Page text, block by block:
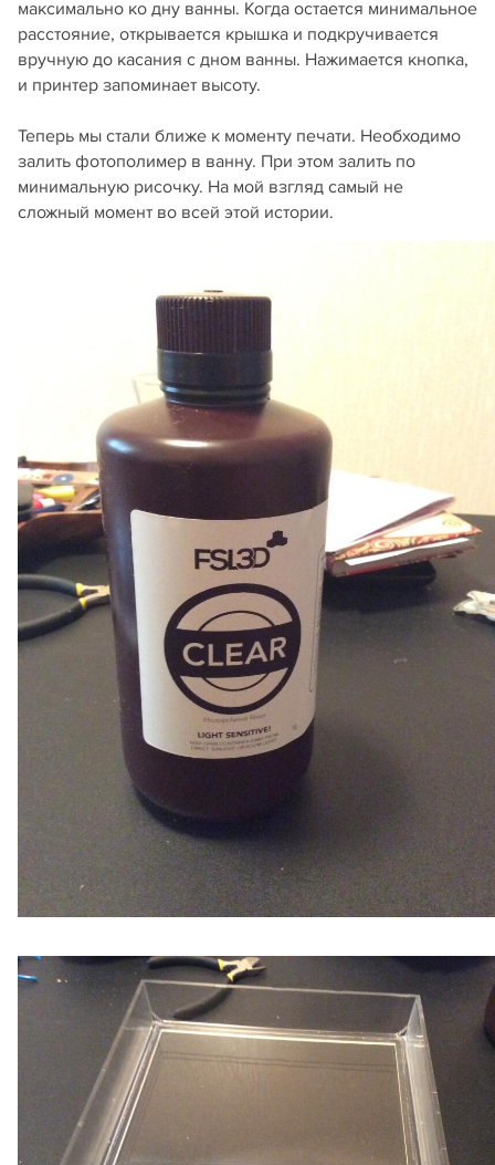
максимально ко дну ванны. Когда остается минимальное
расстояние, открывается крышка и подкручивается
вручную до касания с дном ванны. Нажимается кнопка,
и принтер запоминает высоту.
Теперь мы стали ближе к моменту печати. Необходимо
залить фотополимер в ванну. При этом залить по
минимальную рисочку. На мой взгляд самый не
сложный момент во всей этой истории.